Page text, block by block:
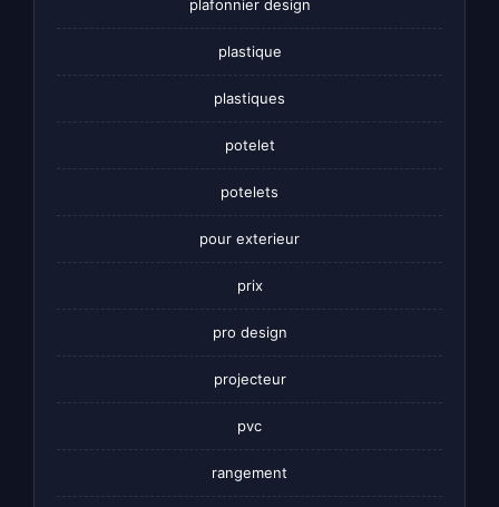
plafonnier design
plastique
plastiques
potelet
potelets
pour exterieur
prix
pro design
projecteur
pvc
rangement